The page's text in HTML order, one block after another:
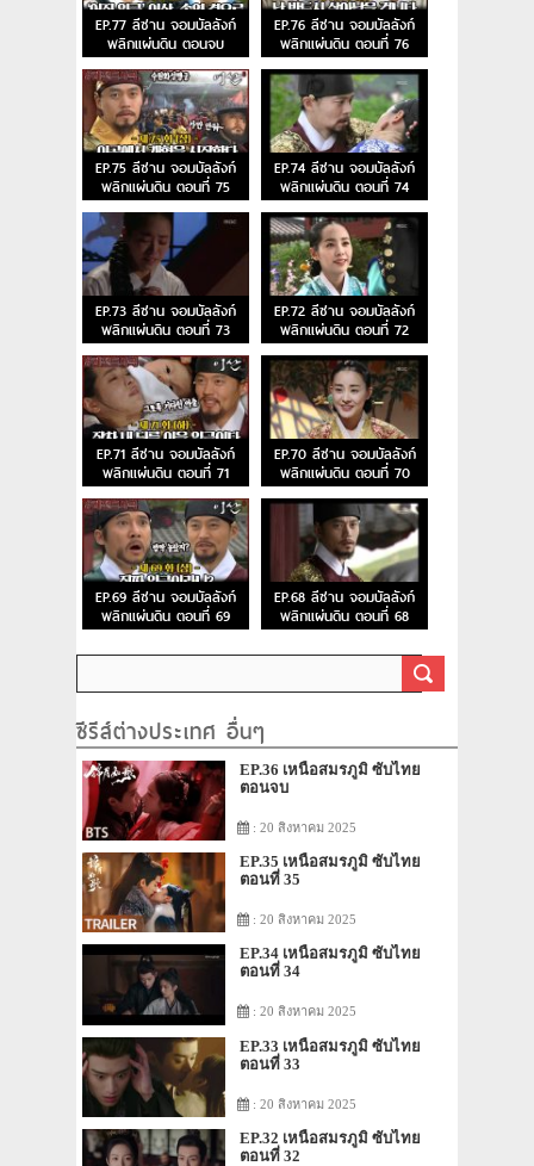
EP.77 ลีซาน จอมบัลลังก์
พลิกแผ่นดิน ตอนจบ
EP.76 ลีซาน จอมบัลลังก์
พลิกแผ่นดิน ตอนที่ 76
EP.75 ลีซาน จอมบัลลังก์
พลิกแผ่นดิน ตอนที่ 75
EP.74 ลีซาน จอมบัลลังก์
พลิกแผ่นดิน ตอนที่ 74
EP.73 ลีซาน จอมบัลลังก์
พลิกแผ่นดิน ตอนที่ 73
EP.72 ลีซาน จอมบัลลังก์
พลิกแผ่นดิน ตอนที่ 72
EP.71 ลีซาน จอมบัลลังก์
พลิกแผ่นดิน ตอนที่ 71
EP.70 ลีซาน จอมบัลลังก์
พลิกแผ่นดิน ตอนที่ 70
EP.69 ลีซาน จอมบัลลังก์
พลิกแผ่นดิน ตอนที่ 69
EP.68 ลีซาน จอมบัลลังก์
พลิกแผ่นดิน ตอนที่ 68
ซีรีส์ต่างประเทศ อื่นๆ
EP.36 เหนือสมรภูมิ ซับไทย
ตอนจบ
: 20 สิงหาคม 2025
EP.35 เหนือสมรภูมิ ซับไทย
ตอนที่ 35
: 20 สิงหาคม 2025
EP.34 เหนือสมรภูมิ ซับไทย
ตอนที่ 34
: 20 สิงหาคม 2025
EP.33 เหนือสมรภูมิ ซับไทย
ตอนที่ 33
: 20 สิงหาคม 2025
EP.32 เหนือสมรภูมิ ซับไทย
ตอนที่ 32